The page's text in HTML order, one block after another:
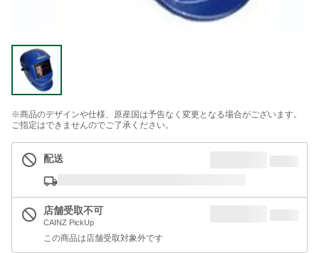
※商品のデザインや仕様、原産国は予告なく変更となる場合がございます。
ご指定はできませんのでご了承ください。
配送
店舗受取不可
CAINZ PickUp
この商品は店舗受取対象外です